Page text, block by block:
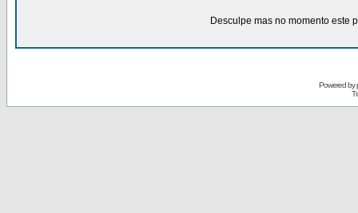
Desculpe mas no momento este
Powered by